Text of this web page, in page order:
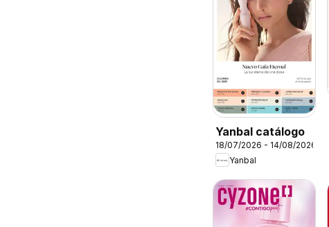
Yanbal catálogo
18/07/2026 - 14/08/2026
Yanbal